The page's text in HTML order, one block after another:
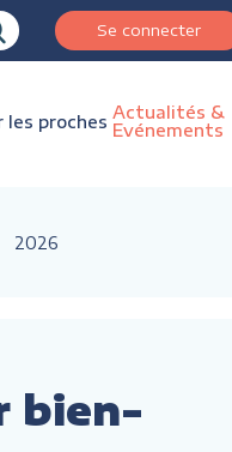
Se connecter
les proches Actualités &
Evénements
2026
bien-